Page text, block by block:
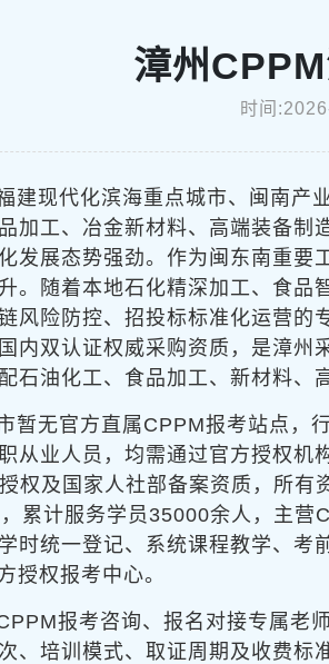
漳州
时间
建现代化滨海重点城市、闽南产
加工、冶金新材料、高端装备制
发展态势强劲。作为闽东南重
。随着本地石化精深加工、食
风险防控、招投标标准化运营的
内双认证权威采购资质，是漳州
石油化工、食品加工、新材料、
暂无官方直属CPPM报考站点，
从业人员，均需通过官方授权机
权及国家人社部备案资质，所有
累计服务学员35000余人，主营
时统一登记、系统课程教学、考
授权报考中心。
报考咨询、报名对接专属老
、培训模式、取证周期及收费标